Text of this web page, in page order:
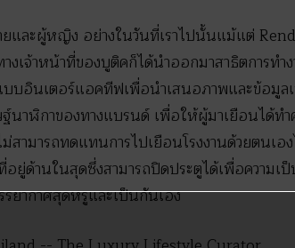
ละผู้หญิง อย่างในวันที่เราไปนั้นแม้แต่
จ้าหน้าที่ของบูติคก็ได้นำออกมาสาธิตการทำง
บอินเตอร์แอคทีฟเพื่อนำเสนอภาพและข้อมูล
าฬิกาของทางแบรนด์ เพื่อให้ผู้มาเยือนได้ท
สามารถทดแทนการไปเยือนโรงงานด้วยตนเ
ด้านในสุดซึ่งสามารถปิดประตูได้เพื่อความเ
ยากาศสุดหรูและเป็นกันเอง